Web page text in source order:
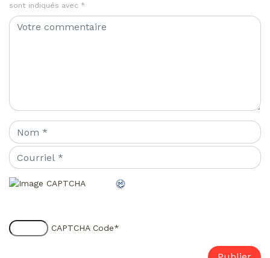
sont indiqués avec *
CAPTCHA Code*